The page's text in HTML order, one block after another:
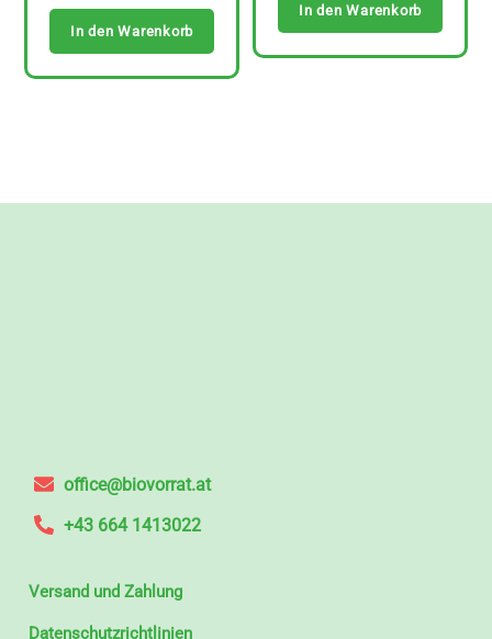
In den Warenkorb
In den Warenkorb
office@biovorrat.at
+43 664 1413022
Versand und Zahlung
Datenschutzrichtlinien